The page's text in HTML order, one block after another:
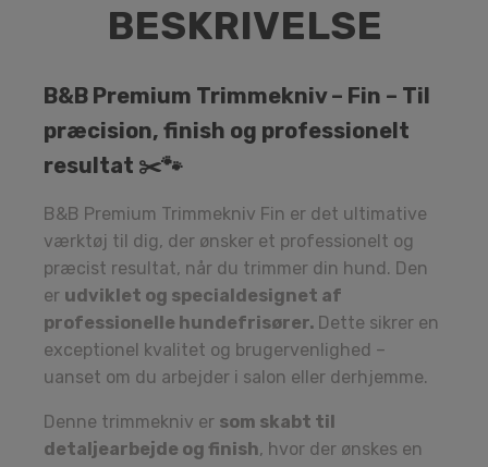
BESKRIVELSE
B&B Premium Trimmekniv – Fin – Til
præcision, finish og professionelt
resultat ✂️🐾
B&B Premium Trimmekniv Fin er det ultimative
værktøj til dig, der ønsker et professionelt og
præcist resultat, når du trimmer din hund. Den
er udviklet og specialdesignet af
professionelle hundefrisører. Dette sikrer en
exceptionel kvalitet og brugervenlighed –
uanset om du arbejder i salon eller derhjemme.
Denne trimmekniv er som skabt til
detaljearbejde og finish, hvor der ønskes en